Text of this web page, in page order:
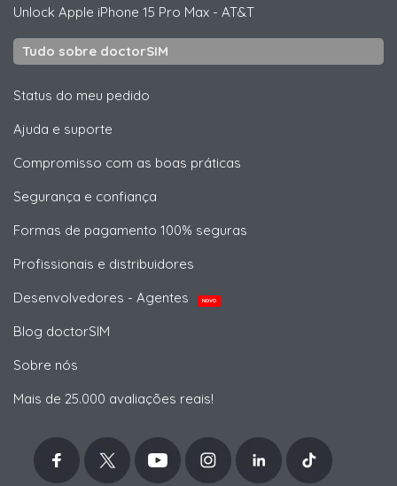
Unlock Apple iPhone 15 Pro Max - AT&T
Tudo sobre doctorSIM
Status do meu pedido
Ajuda e suporte
Compromisso com as boas práticas
Segurança e confiança
Formas de pagamento 100% seguras
Profissionais e distribuidores
Desenvolvedores - Agentes
NOVO
Blog doctorSIM
Sobre nós
Mais de 25.000 avaliações reais!